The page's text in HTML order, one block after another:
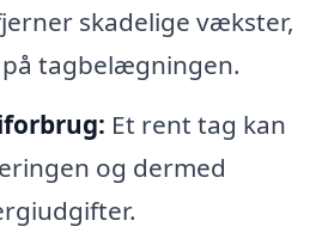
skadelige vækster,
tagbelægningen.
Et rent tag kan
og dermed